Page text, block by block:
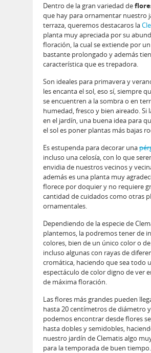
Dentro de la gran variedad de
que hay para ornamentar nuestro
terraza, queremos destacaros la
planta muy apreciada por su
floración, la cual se extiende por
bastante prolongado y además
característica que es trepadora.
Son ideales para primavera y
les encanta el sol, eso sí, siempre
se encuentren a la sombra o en
humedad, fresco y bien aireado. Si
en el jardín, una buena idea para
el sol es poner plantas más bajas
Es estupenda para decorar una
incluso una celosía, con lo que
envidia de nuestros vecinos y
además es una planta muy
florece por doquier y no requiere
cantidad de cuidados como otras
ornamentales.
Dependiendo de la especie de
plantemos, la podremos tener de
colores, bien de un único color o
incluso algunas con rayas de
cromática, haciendo que sea todo
espectáculo de color digno de ver
de máxima floración.
Las flores más grandes pueden
hasta 20 centímetros de diámetro
podemos encontrar desde flores
hasta dobles y semidobles,
nuestro jardín de Clematis algo
para la temporada de buen tiempo.